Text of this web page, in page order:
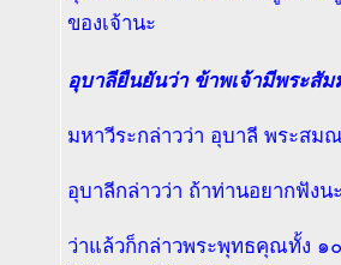
ของเจ้านะ
อุบาลียืนยันว่า ข้าพเจ้ามีพระสั
มหาวีระกล่าวว่า อุบาลี พระสม
อุบาลีกล่าวว่า ถ้าท่านอยากฟัง
ว่าแล้วก็กล่าวพระพุทธคุณทั้ง ๑